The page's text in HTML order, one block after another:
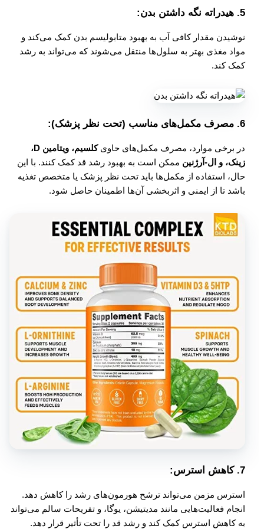
5. هیدراته نگه داشتن بدن:
نوشیدن مقدار کافی آب به بهبود متابولیسم بدن کمک می‌کند و
مواد مغذی بهتر به سلول‌ها منتقل می‌شوند که می‌تواند به رشد
کمک کند.
6. مصرف مکمل‌های مناسب (تحت نظر پزشک):
در برخی موارد، مصرف مکمل‌های حاوی
کلسیم، ویتامین D،
زینک، و ال-آرژنینممکن است به بهبود رشد قد کمک کنند. با این
حال، استفاده از مکمل‌ها باید تحت نظر پزشک یا متخصص تغذیه
باشد تا از ایمنی و اثربخشی آن‌ها اطمینان حاصل شود.
7. کاهش استرس:
استرس مزمن می‌تواند ترشح هورمون‌های رشد را کاهش دهد.
انجام فعالیت‌هایی مانند مدیتیشن، یوگا، و تفریحات سالم می‌تواند
به کاهش استرس کمک کند و رشد قد را تحت تأثیر قرار دهد.